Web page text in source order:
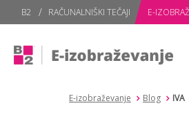
B2 RAČUNALNIŠKI TEČAJI E-
E-izobraževanje Blog IVA